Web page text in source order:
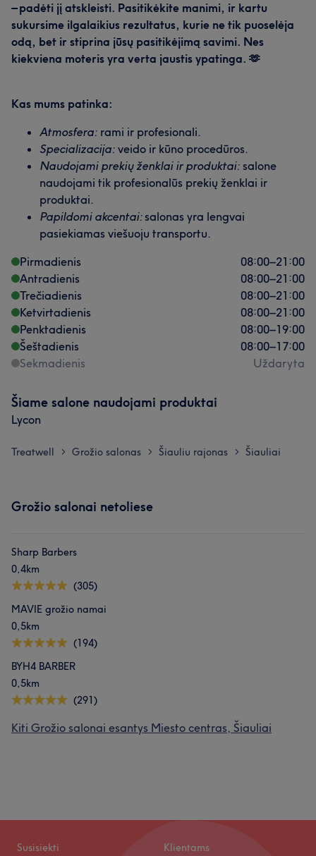
– padėti jį atskleisti. Pasitikėkite manimi, ir kartu
sukursime ilgalaikius rezultatus, kurie ne tik puoselėja
odą, bet ir stiprina jūsų pasitikėjimą savimi. Nes
kiekviena moteris yra verta jaustis ypatinga. 🫶
Kas mums patinka:
Atmosfera: rami ir profesionali.
Specializacija: veido ir kūno procedūros.
Naudojami prekių ženklai ir produktai: salone
naudojami tik profesionalūs prekių ženklai ir
produktai.
Papildomi akcentai: salonas yra lengvai
pasiekiamas viešuoju transportu.
Pirmadienis
08:00–21:00
Antradienis
08:00–21:00
Trečiadienis
08:00–21:00
Ketvirtadienis
08:00–21:00
Penktadienis
08:00–19:00
Šeštadienis
08:00–17:00
Sekmadienis
Uždaryta
Šiame salone naudojami produktai
Lycon
Treatwell > Grožio salonas > Šiauliu rajonas > Šiauliai
Grožio salonai netoliese
Sharp Barbers
0,4km
(305)
MAVIE grožio namai
0,5km
(194)
BYH4 BARBER
0,5km
(291)
Kiti Grožio salonai esantys Miesto centras, Šiauliai
Susisiekti Klientams